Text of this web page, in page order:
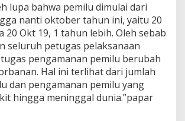
lupa bahwa pemilu dimulai dari
nanti oktober tahun ini, yaitu 20
20 Okt 19, 1 tahun lebih. Oleh sebab
seluruh petugas pelaksanaan
pengamanan pemilu berubah
Hal ini terlihat dari jumlah
dan pengamanan pemilu yang
hingga meninggal dunia.”papar